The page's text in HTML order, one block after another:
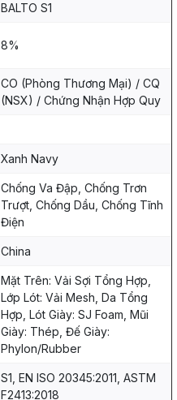
BALTO S1
8%
CO (Phòng Thương Mại) / CQ
(NSX) / Chứng Nhận Hợp Quy
Xanh Navy
Chống Va Đập, Chống Trơn
Trượt, Chống Dầu, Chống Tĩnh
Điện
China
Mặt Trên: Vải Sợi Tổng Hợp,
Lớp Lót: Vải Mesh, Da Tổng
Hợp, Lót Giày: SJ Foam, Mũi
Giày: Thép, Đế Giày:
Phylon/Rubber
S1, EN ISO 20345:2011, ASTM
F2413:2018